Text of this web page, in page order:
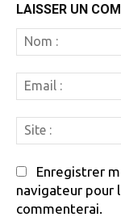
LAISSER UN
Enregistrer
navigateur pour
commenterai.